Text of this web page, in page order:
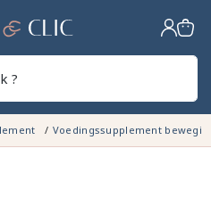
Voedingssupplement